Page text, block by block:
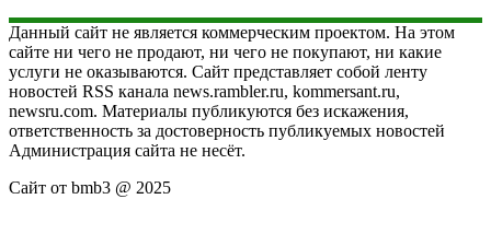
Данный сайт не является коммерческим проектом. На этом
сайте ни чего не продают, ни чего не покупают, ни какие
услуги не оказываются. Сайт представляет собой ленту
новостей RSS канала news.rambler.ru, kommersant.ru,
newsru.com. Материалы публикуются без искажения,
ответственность за достоверность публикуемых новостей
Администрация сайта не несёт.
Сайт от bmb3 @ 2025